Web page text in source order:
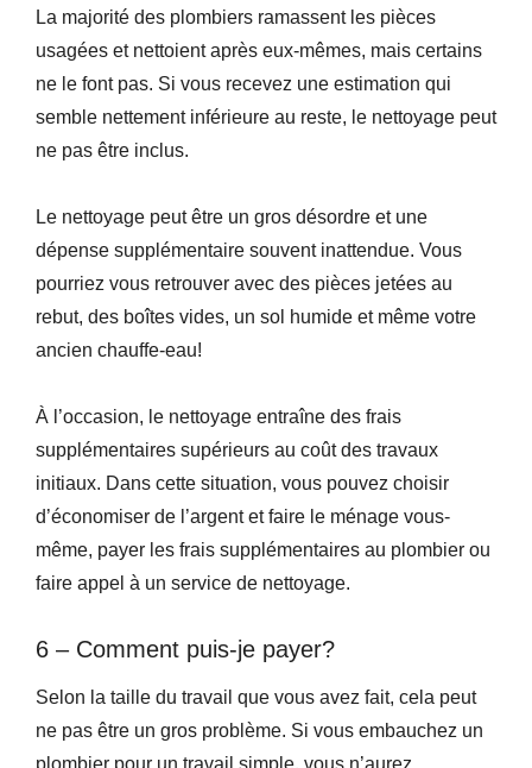
La majorité des plombiers ramassent les pièces
usagées et nettoient après eux-mêmes, mais certains
ne le font pas. Si vous recevez une estimation qui
semble nettement inférieure au reste, le nettoyage peut
ne pas être inclus.
Le nettoyage peut être un gros désordre et une
dépense supplémentaire souvent inattendue. Vous
pourriez vous retrouver avec des pièces jetées au
rebut, des boîtes vides, un sol humide et même votre
ancien chauffe-eau!
À l’occasion, le nettoyage entraîne des frais
supplémentaires supérieurs au coût des travaux
initiaux. Dans cette situation, vous pouvez choisir
d’économiser de l’argent et faire le ménage vous-
même, payer les frais supplémentaires au plombier ou
faire appel à un service de nettoyage.
6 – Comment puis-je payer?
Selon la taille du travail que vous avez fait, cela peut
ne pas être un gros problème. Si vous embauchez un